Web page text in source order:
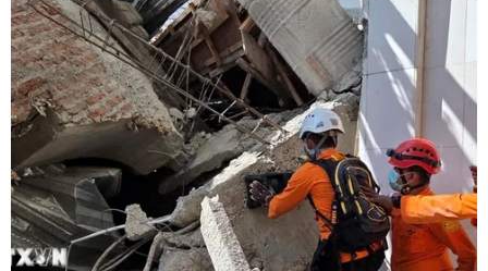
TIN CÙNG CHUYÊN MỤC
Hãng BMW bắt đầu sản xuất hàng
loạt mẫu xe thuần điện “thế hệ mới”
07/08/2026 01:52